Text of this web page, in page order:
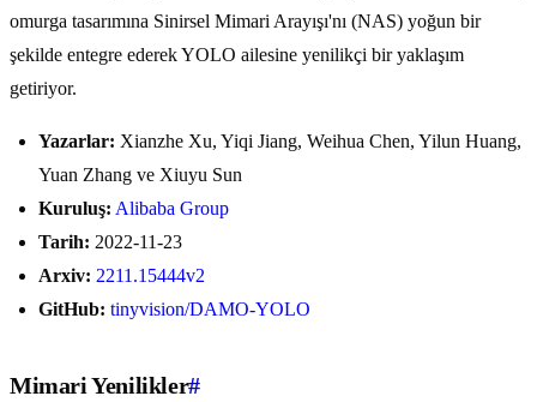
omurga tasarımına Sinirsel Mimari Arayışı'nı (NAS) yoğun bir
şekilde entegre ederek YOLO ailesine yenilikçi bir yaklaşım
getiriyor.
Yazarlar: Xianzhe Xu, Yiqi Jiang, Weihua Chen, Yilun Huang,
Yuan Zhang ve Xiuyu Sun
Kuruluş: Alibaba Group
Tarih: 2022-11-23
Arxiv: 2211.15444v2
GitHub: tinyvision/DAMO-YOLO
Mimari Yenilikler#